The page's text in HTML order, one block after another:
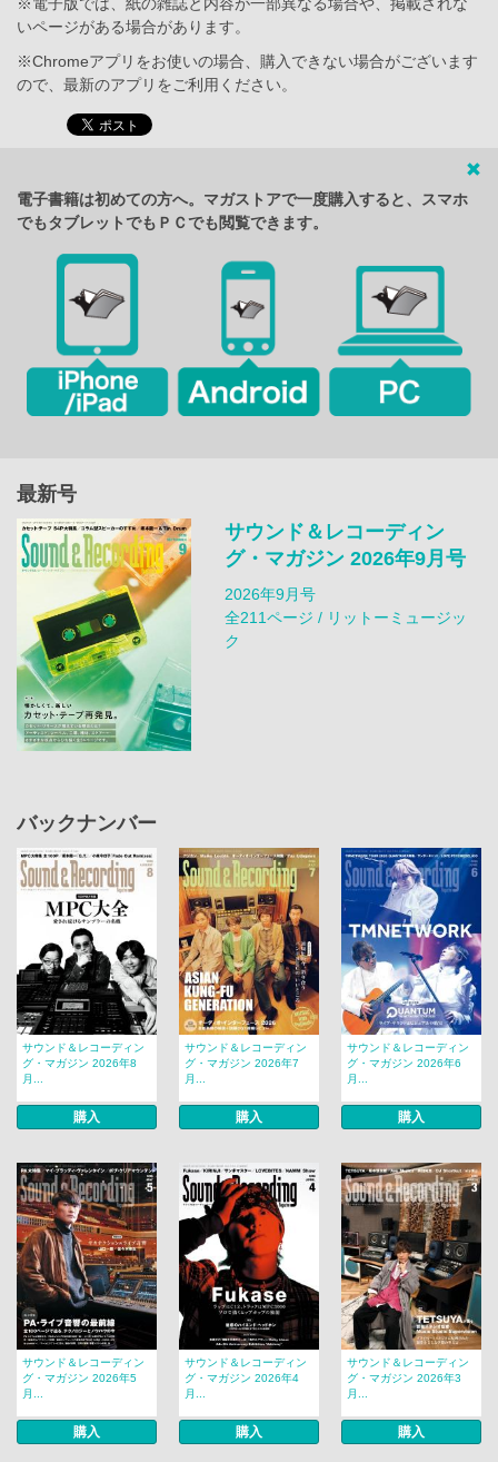
※電子版では、紙の雑誌と内容が一部異なる場合や、掲載されな
いページがある場合があります。
※Chromeアプリをお使いの場合、購入できない場合がございます
ので、最新のアプリをご利用ください。
電子書籍は初めての方へ。マガストアで一度購入すると、スマホ
でもタブレットでもＰＣでも閲覧できます。
最新号
サウンド＆レコーディン
グ・マガジン 2026年9月号
2026年9月号
全211ページ / リットーミュージッ
ク
バックナンバー
サウンド＆レコーディン
グ・マガジン 2026年8
月...
購入
サウンド＆レコーディン
グ・マガジン 2026年7
月...
購入
サウンド＆レコーディン
グ・マガジン 2026年6
月...
購入
サウンド＆レコーディン
グ・マガジン 2026年5
月...
購入
サウンド＆レコーディン
グ・マガジン 2026年4
月...
購入
サウンド＆レコーディン
グ・マガジン 2026年3
月...
購入